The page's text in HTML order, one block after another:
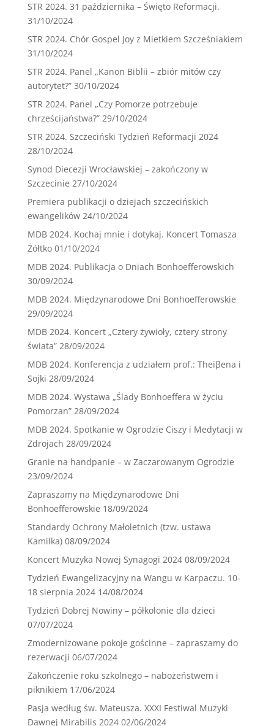
STR 2024. 31 października – Święto Reformacji.
31/10/2024
STR 2024. Chór Gospel Joy z Mietkiem Szcześniakiem
31/10/2024
STR 2024. Panel „Kanon Biblii – zbiór mitów czy
autorytet?” 30/10/2024
STR 2024. Panel „Czy Pomorze potrzebuje
chrześcijaństwa?” 29/10/2024
STR 2024. Szczeciński Tydzień Reformacji 2024
28/10/2024
Synod Diecezji Wrocławskiej – zakończony w
Szczecinie 27/10/2024
Premiera publikacji o dziejach szczecińskich
ewangelików 24/10/2024
MDB 2024. Kochaj mnie i dotykaj. Koncert Tomasza
Żółtko 01/10/2024
MDB 2024. Publikacja o Dniach Bonhoefferowskich
30/09/2024
MDB 2024. Międzynarodowe Dni Bonhoefferowskie
29/09/2024
MDB 2024. Koncert „Cztery żywioły, cztery strony
świata” 28/09/2024
MDB 2024. Konferencja z udziałem prof.: Theiβena i
Sojki 28/09/2024
MDB 2024. Wystawa „Ślady Bonhoeffera w życiu
Pomorzan” 28/09/2024
MDB 2024. Spotkanie w Ogrodzie Ciszy i Medytacji w
Zdrojach 28/09/2024
Granie na handpanie – w Zaczarowanym Ogrodzie
23/09/2024
Zapraszamy na Międzynarodowe Dni
Bonhoefferowskie 18/09/2024
Standardy Ochrony Małoletnich (tzw. ustawa
Kamilka) 08/09/2024
Koncert Muzyka Nowej Synagogi 2024 08/09/2024
Tydzień Ewangelizacyjny na Wangu w Karpaczu. 10-
18 sierpnia 2024 14/08/2024
Tydzień Dobrej Nowiny – półkolonie dla dzieci
07/07/2024
Zmodernizowane pokoje gościnne – zapraszamy do
rezerwacji 06/07/2024
Zakończenie roku szkolnego – nabożeństwem i
piknikiem 17/06/2024
Pasja według św. Mateusza. XXXI Festiwal Muzyki
Dawnej Mirabilis 2024 02/06/2024